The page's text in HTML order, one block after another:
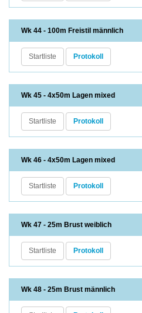
Wk 44 - 100m Freistil männlich
Startliste Protokoll
Wk 45 - 4x50m Lagen mixed
Startliste Protokoll
Wk 46 - 4x50m Lagen mixed
Startliste Protokoll
Wk 47 - 25m Brust weiblich
Startliste Protokoll
Wk 48 - 25m Brust männlich